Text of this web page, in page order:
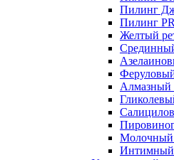
Пилинг
Пилинг
Желтый
Алмазный
Молочный